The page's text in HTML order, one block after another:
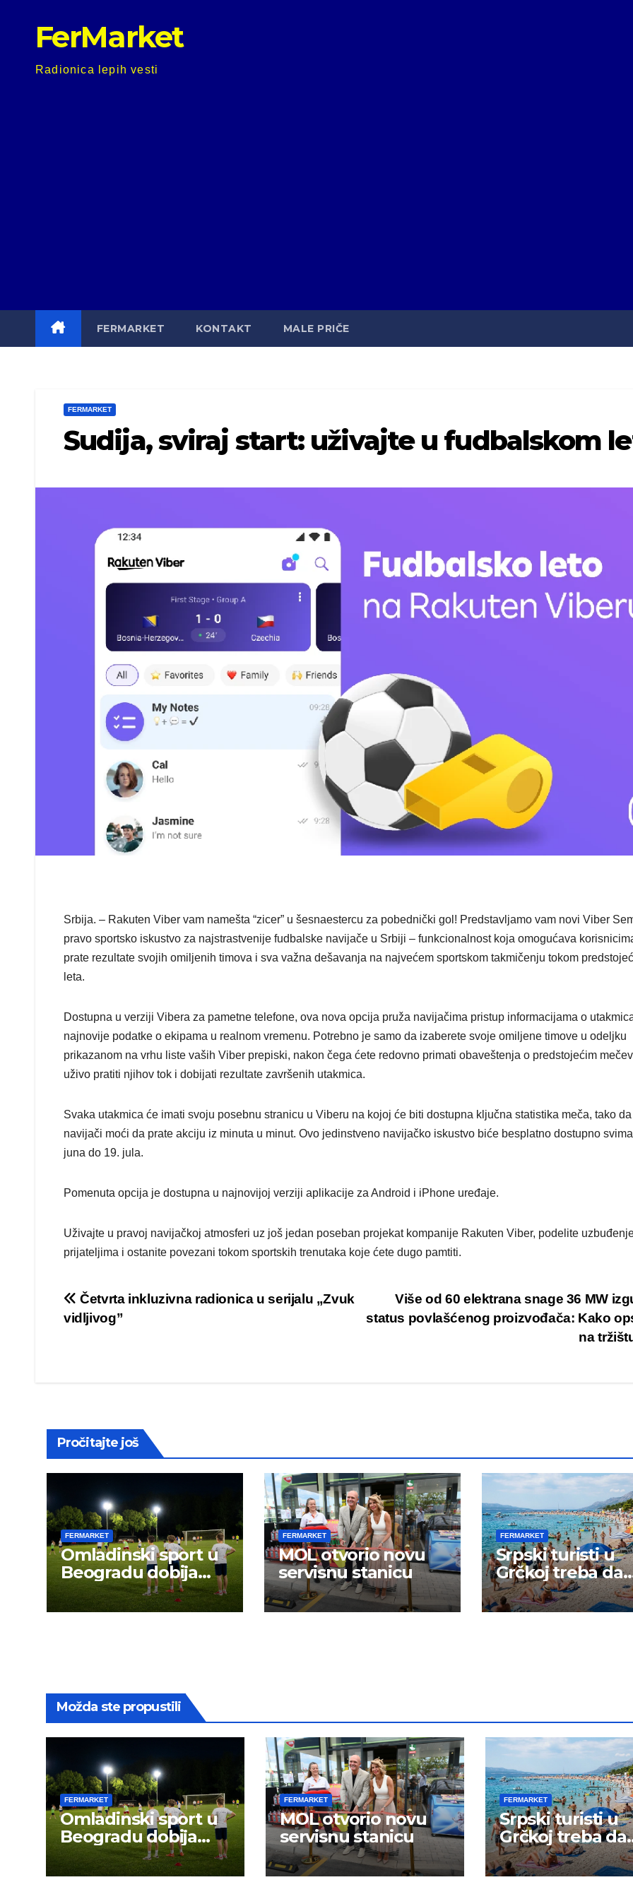
FerMarket
Radionica lepih vesti
FERMARKET KONTAKT MALE PRIČE
FERMARKET
Sudija, sviraj start: uživajte u fudbalskom
Srbija. – Rakuten Viber vam namešta “zicer” u šesnaestercu za pobednički gol! Predstavljamo vam novi Viber
pravo sportsko iskustvo za najstrastvenije fudbalske navijače u Srbiji – funkcionalnost koja omogućava
prate rezultate svojih omiljenih timova i sva važna dešavanja na najvećem sportskom takmičenju tokom
leta.
Dostupna u verziji Vibera za pametne telefone, ova nova opcija pruža navijačima pristup informacijama o
najnovije podatke o ekipama u realnom vremenu. Potrebno je samo da izaberete svoje omiljene timove u odeljku
prikazanom na vrhu liste vaših Viber prepiski, nakon čega ćete redovno primati obaveštenja o predstojećim
uživo pratiti njihov tok i dobijati rezultate završenih utakmica.
Svaka utakmica će imati svoju posebnu stranicu u Viberu na kojoj će biti dostupna ključna statistika meča, tako
navijači moći da prate akciju iz minuta u minut. Ovo jedinstveno navijačko iskustvo biće besplatno dostupno
juna do 19. jula.
Pomenuta opcija je dostupna u najnovijoj verziji aplikacije za Android i iPhone uređaje.
Uživajte u pravoj navijačkoj atmosferi uz još jedan poseban projekat kompanije Rakuten Viber, podelite
prijateljima i ostanite povezani tokom sportskih trenutaka koje ćete dugo pamtiti.
Post
navigation
Više od 60 elektrana snage 36 MW
status povlašćenog proizvođača: Kako
na
Četvrta inkluzivna radionica u serijalu „Zvuk
vidljivog”
Pročitajte još
FERMARKET
Omladinski sport u
Beogradu dobija
novu energiju:
FERMARKET
MOL otvorio novu
servisnu stanicu
FERMARKET
Srpski turisti u
Grčkoj treba da
budu na oprezu
ali i
Možda ste propustili
FERMARKET
Omladinski sport u
Beogradu dobija
novu energiju:
FERMARKET
MOL otvorio novu
servisnu stanicu
FERMARKET
Srpski turisti u
Grčkoj treba da
budu na oprezu